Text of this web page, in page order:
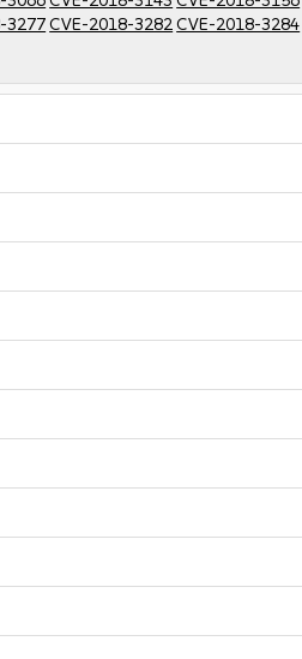
3277CVE-2018-3282CVE-2018-3284